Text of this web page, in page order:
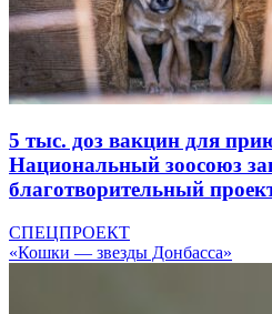
5 тыс. доз вакцин для
Национальный зоосоюз
благотворительный
СПЕЦПРОЕКТ
«Кошки — звезды Донбасса»